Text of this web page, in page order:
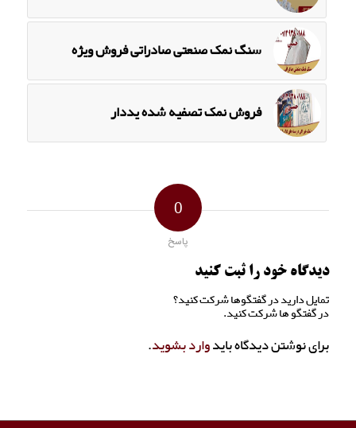
سنگ نمک صنعتی صادراتی فروش ویژه
فروش نمک تصفیه شده یددار
0
پاسخ
دیدگاه خود را ثبت کنید
تمایل دارید در گفتگوها شرکت کنید؟
در گفتگو ها شرکت کنید.
برای نوشتن دیدگاه بایدوارد بشوید.